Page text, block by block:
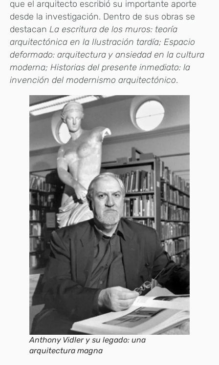
que el arquitecto escribió su importante aporte
desde la investigación. Dentro de sus obras se
destacan La escritura de los muros: teoría
arquitectónica en la Ilustración tardía; Espacio
deformado: arquitectura y ansiedad en la cultura
moderna; Historias del presente inmediato: la
invención del modernismo arquitectónico.
Anthony Vidler y su legado: una
arquitectura magna